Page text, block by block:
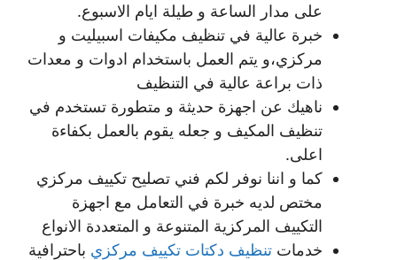
على مدار الساعة و طيلة ايام الاسبوع.
خبرة عالية في تنظيف مكيفات اسبيليت و
مركزي،و يتم العمل باستخدام ادوات و معدات
ذات براعة عالية في التنظيف
ناهيك عن اجهزة حديثة و متطورة تستخدم في
تنظيف المكيف و جعله يقوم بالعمل بكفاءة
اعلى.
كما و اننا نوفر لكم فني تصليح تكييف مركزي
مختص لديه خبرة في التعامل مع اجهزة
التكييف المركزية المتنوعة و المتعددة الانواع
خدمات تنظيف دكتات تكييف مركزي باحترافية